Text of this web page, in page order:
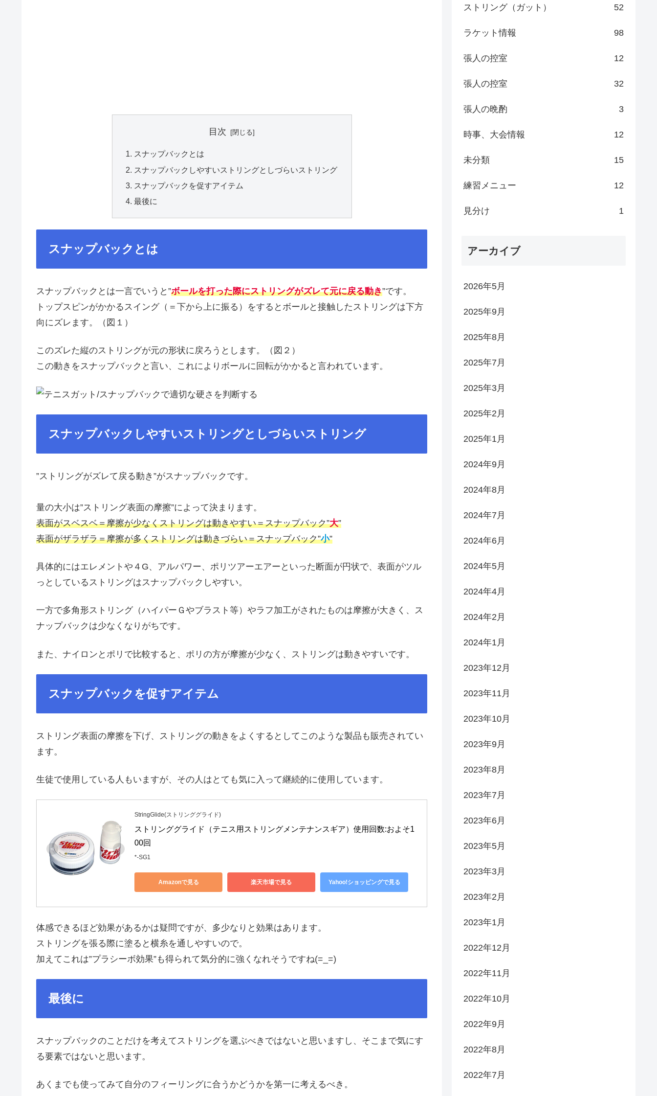
目次
スナップバックとは
スナップバックしやすいストリングとしづらいストリング
スナップバックを促すアイテム
最後に
スナップバックとは
スナップバックとは一言でいうと”ボールを打った際にストリングがズレて元に戻る動き”です。
トップスピンがかかるスイング（＝下から上に振る）をするとボールと接触したストリングは下方
向にズレます。（図１）
このズレた縦のストリングが元の形状に戻ろうとします。（図２）
この動きをスナップバックと言い、これによりボールに回転がかかると言われています。
スナップバックしやすいストリングとしづらいストリング
”ストリングがズレて戻る動き”がスナップバックです。
量の大小は”ストリング表面の摩擦”によって決まります。
表面がスベスベ＝摩擦が少なくストリングは動きやすい＝スナップバック”大”
表面がザラザラ＝摩擦が多くストリングは動きづらい＝スナップバック”小”
具体的にはエレメントや４G、アルパワー、ポリツアーエアーといった断面が円状で、表面がツル
っとしているストリングはスナップバックしやすい。
一方で多角形ストリング（ハイパーＧやブラスト等）やラフ加工がされたものは摩擦が大きく、ス
ナップバックは少なくなりがちです。
また、ナイロンとポリで比較すると、ポリの方が摩擦が少なく、ストリングは動きやすいです。
スナップバックを促すアイテム
ストリング表面の摩擦を下げ、ストリングの動きをよくするとしてこのような製品も販売されてい
ます。
生徒で使用している人もいますが、その人はとても気に入って継続的に使用しています。
StringGlide(ストリンググライド)
ストリンググライド（テニス用ストリングメンテナンスギア）使用回数:およそ1
00回
*-SG1
Amazonで見る 楽天市場で見る Yahoo!ショッピングで見る
体感できるほど効果があるかは疑問ですが、多少なりと効果はあります。
ストリングを張る際に塗ると横糸を通しやすいので。
加えてこれは”プラシーボ効果”も得られて気分的に強くなれそうですね(=_=)
最後に
スナップバックのことだけを考えてストリングを選ぶべきではないと思いますし、そこまで気にす
る要素ではないと思います。
あくまでも使ってみて自分のフィーリングに合うかどうかを第一に考えるべき。
ストリング（ガット） 52
ラケット情報 98
張人の控室 12
張人の控室 32
張人の晩酌 3
時事、大会情報 12
未分類 15
練習メニュー 12
見分け 1
アーカイブ
2026年5月
2025年9月
2025年8月
2025年7月
2025年3月
2025年2月
2025年1月
2024年9月
2024年8月
2024年7月
2024年6月
2024年5月
2024年4月
2024年2月
2024年1月
2023年12月
2023年11月
2023年10月
2023年9月
2023年8月
2023年7月
2023年6月
2023年5月
2023年3月
2023年2月
2023年1月
2022年12月
2022年11月
2022年10月
2022年9月
2022年8月
2022年7月